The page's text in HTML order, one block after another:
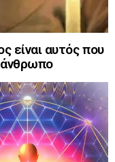
είναι αυτός που
άνθρωπο